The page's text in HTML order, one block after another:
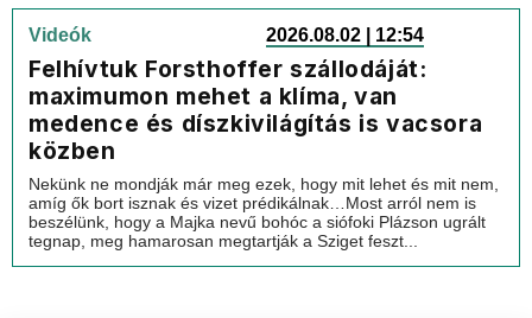
Videók 2026.08.02 | 12:54
Felhívtuk Forsthoffer szállodáját:
maximumon mehet a klíma, van
medence és díszkivilágítás is vacsora
közben
Nekünk ne mondják már meg ezek, hogy mit lehet és mit nem,
amíg ők bort isznak és vizet prédikálnak…Most arról nem is
beszélünk, hogy a Majka nevű bohóc a siófoki Plázson ugrált
tegnap, meg hamarosan megtartják a Sziget feszt...